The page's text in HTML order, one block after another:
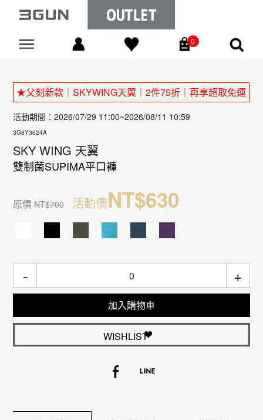
0
★父刻新款｜SKYWING天翼｜2件75折｜再享超取免運
活動期間：2026/07/29 11:00~2026/08/11 10:59
3G8Y3624A
SKY WING 天翼
雙制菌SUPIMA平口褲
原價NT$700 活動價NT$630
- +
加入購物車
WISHLIST